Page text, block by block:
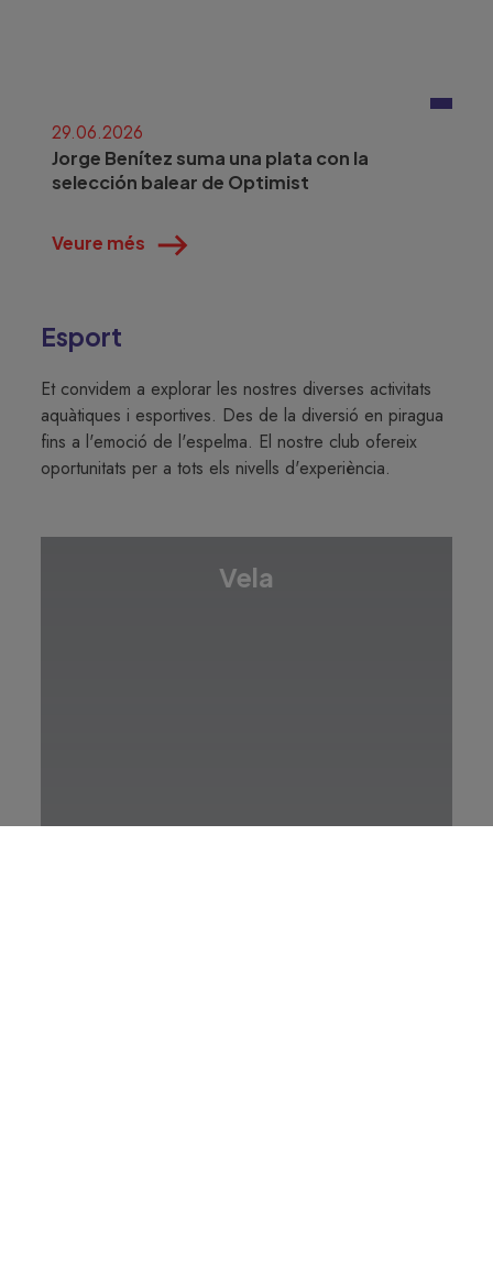
29.06.2026
Jorge Benítez suma una plata con la
selección balear de Optimist
Veure més
Esport
Et convidem a explorar les nostres diverses activitats
aquàtiques i esportives. Des de la diversió en piragua
fins a l'emoció de l'espelma. El nostre club ofereix
oportunitats per a tots els nivells d'experiència.
Vela